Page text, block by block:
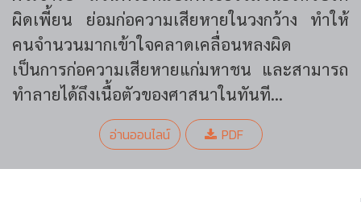
ผิดเพี้ยน ย่อมก่อความเสียหายในวงกว้าง ทำให้
คนจำนวนมากเข้าใจคลาดเคลื่อนหลงผิด
เป็นการก่อความเสียหายแก่มหาชน และสามารถ
ทำลายได้ถึงเนื้อตัวของศาสนาในทันที...
อ่านออนไลน์ PDF